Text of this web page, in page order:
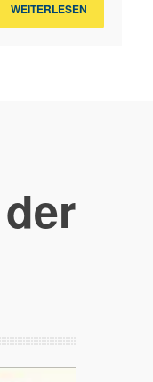
WEITERLESEN